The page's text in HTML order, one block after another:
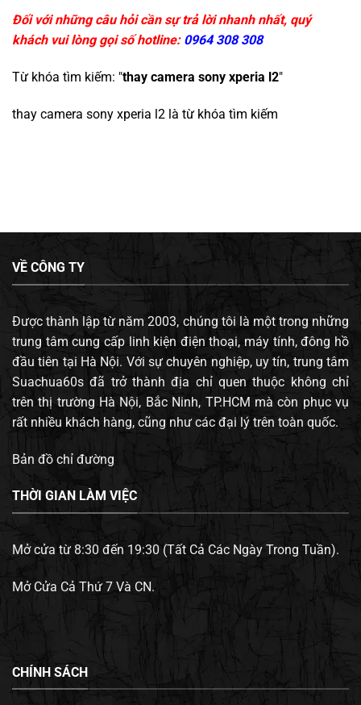
Đối với những câu hỏi cần sự trả lời nhanh nhất, quý
khách vui lòng gọi số hotline: 0964 308 308
Từ khóa tìm kiếm: "thay camera sony xperia l2"
thay camera sony xperia l2 là từ khóa tìm kiếm
VỀ CÔNG TY
Được thành lập từ năm 2003, chúng tôi là một trong những
trung tâm cung cấp linh kiện điện thoại, máy tính, đông hồ
đầu tiên tại Hà Nội. Với sự chuyên nghiệp, uy tín, trung tâm
Suachua60s đã trở thành địa chỉ quen thuộc không chỉ
trên thị trường Hà Nội, Bắc Ninh, TP.HCM mà còn phục vụ
rất nhiều khách hàng, cũng như các đại lý trên toàn quốc.
Bản đồ chỉ đường
THỜI GIAN LÀM VIỆC
Mở cửa từ 8:30 đến 19:30 (Tất Cả Các Ngày Trong Tuần).
Mở Cửa Cả Thứ 7 Và CN.
CHÍNH SÁCH